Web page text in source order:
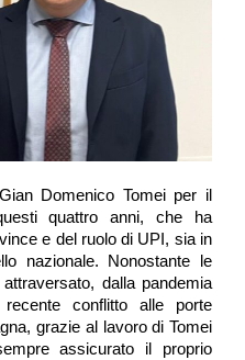
Domenico Tomei per il
quattro anni, che ha
e del ruolo di UPI, sia in
nazionale. Nonostante le
dalla pandemia
conflitto alle porte
grazie al lavoro di Tomei
assicurato il proprio